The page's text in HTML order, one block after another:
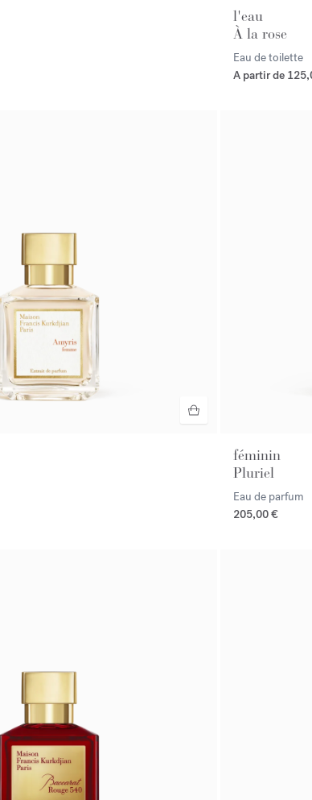
l'eau
À la rose
Eau de toilette
A partir de
féminin
Pluriel
Eau de parfum
205,00 €